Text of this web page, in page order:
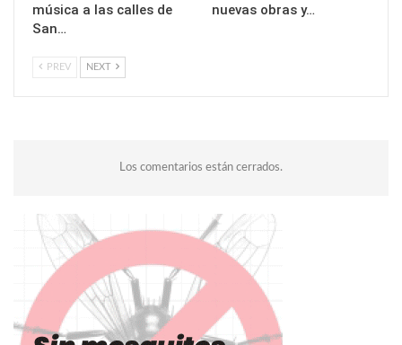
música a las calles de
San…
nuevas obras y…
PREV NEXT
Los comentarios están cerrados.